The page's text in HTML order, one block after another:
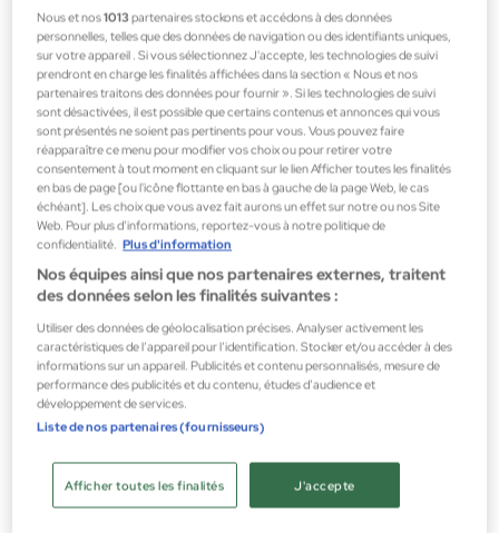
Colbert
Nutrify and Protect Day 50ml
Crème de jour
123,97 €
Nous et nos1013 partenaires stockons et accédons à des données
personnelles, telles que des données de navigation ou des identifiants uniques,
sur votre appareil . Si vous sélectionnez J'accepte, les technologies de suivi
prendront en charge les finalités affichées dans la section « Nous et nos
partenaires traitons des données pour fournir ». Si les technologies de suivi
sont désactivées, il est possible que certains contenus et annonces qui vous
sont présentés ne soient pas pertinents pour vous. Vous pouvez faire
réapparaître ce menu pour modifier vos choix ou pour retirer votre
consentement à tout moment en cliquant sur le lien Afficher toutes les finalités
en bas de page [ou l'icône flottante en bas à gauche de la page Web, le cas
échéant]. Les choix que vous avez fait aurons un effet sur notre ou nos Site
Web. Pour plus d’informations, reportez-vous à notre politique de
confidentialité. Plus d'information
Nos équipes ainsi que nos partenaires externes, traitent
des données selon les finalités suivantes :
Utiliser des données de géolocalisation précises. Analyser activement les
caractéristiques de l’appareil pour l’identification. Stocker et/ou accéder à des
informations sur un appareil. Publicités et contenu personnalisés, mesure de
performance des publicités et du contenu, études d’audience et
développement de services.
Liste de nos partenaires (fournisseurs)
J'accepte
Afficher toutes les finalités